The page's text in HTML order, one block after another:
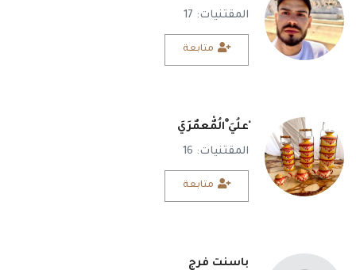
المقتنيات: 17
متابعة
ْعلُيَ ْالُمٌْعمٌرَيَ
المقتنيات: 16
متابعة
باسنت فرج